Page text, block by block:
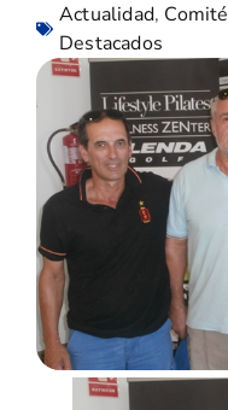
Actualidad,
Destacados